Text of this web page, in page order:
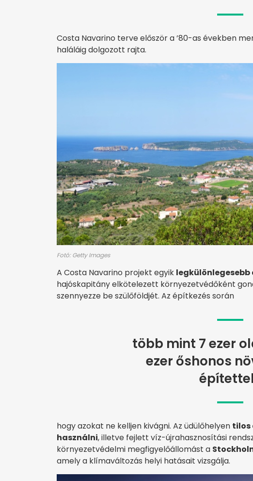
Costa Navarino terve először a ’80-as években
haláláig dolgozott rajta.
Fotó: Getty Images
A Costa Navarino projekt egyik
hajóskapitány elkötelezett környezetvédőként
szennyezze be szülőföldjét. Az építkezés során
több mint 7 ezer
ezer őshonos
hogy azokat ne kelljen kivágni. Az üdülőhelyen tilos
használni, illetve fejlett víz-újrahasznosítási
környezetvédelmi megfigyelőállomást a
amely a klímaváltozás helyi hatásait vizsgálja.